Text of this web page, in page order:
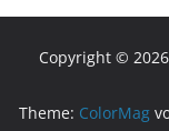
Copyright © 2026
Theme: ColorMag